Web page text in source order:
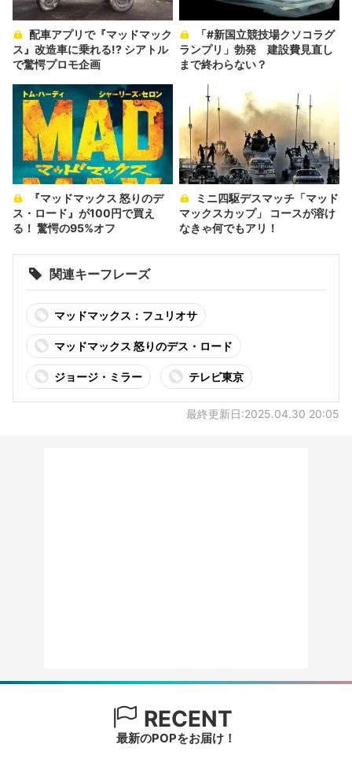
ス』改造車に乗れる!? シアトル
で驚愕プロモ企画
ランプリ」勃発 建設費見直し
まで終わらない？
ス・ロード』が100円で買え
る！ 驚愕の95%オフ
マックスカップ」 コースが溶け
なきゃ何でもアリ！
関連キーフレーズ
マッドマックス：フュリオサ
マッドマックス 怒りのデス・ロード
ジョージ・ミラー テレビ東京
最終更新日:2025.04.30 20:05
RECENT
最新のPOPをお届け！